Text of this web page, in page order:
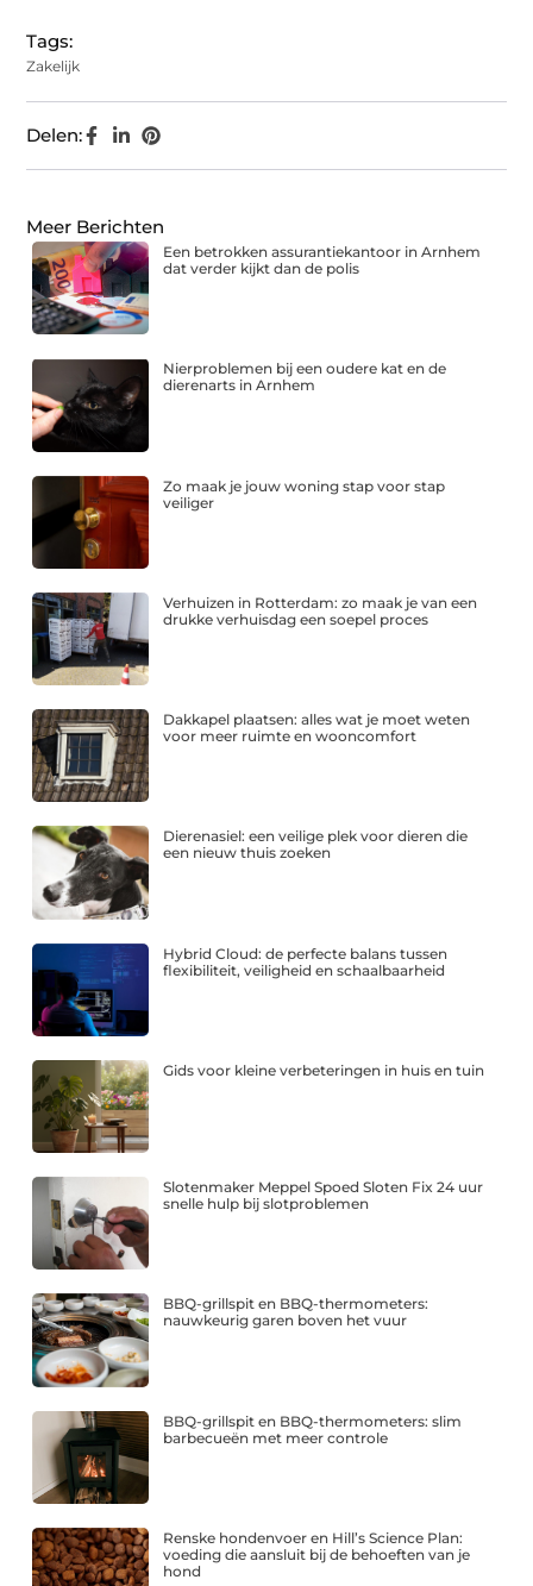
Tags:
Zakelijk
Delen:
Meer Berichten
Een betrokken assurantiekantoor in Arnhem
dat verder kijkt dan de polis
Nierproblemen bij een oudere kat en de
dierenarts in Arnhem
Zo maak je jouw woning stap voor stap
veiliger
Verhuizen in Rotterdam: zo maak je van een
drukke verhuisdag een soepel proces
Dakkapel plaatsen: alles wat je moet weten
voor meer ruimte en wooncomfort
Dierenasiel: een veilige plek voor dieren die
een nieuw thuis zoeken
Hybrid Cloud: de perfecte balans tussen
flexibiliteit, veiligheid en schaalbaarheid
Gids voor kleine verbeteringen in huis en tuin
Slotenmaker Meppel Spoed Sloten Fix 24 uur
snelle hulp bij slotproblemen
BBQ-grillspit en BBQ-thermometers:
nauwkeurig garen boven het vuur
BBQ-grillspit en BBQ-thermometers: slim
barbecueën met meer controle
Renske hondenvoer en Hill’s Science Plan:
voeding die aansluit bij de behoeften van je
hond